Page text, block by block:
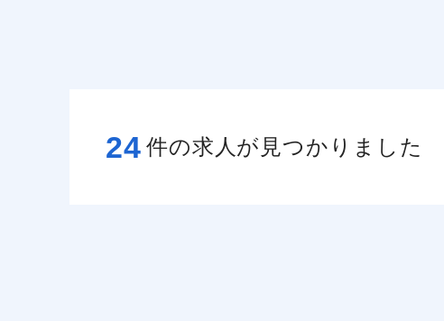
24 件の求人が見つかりました